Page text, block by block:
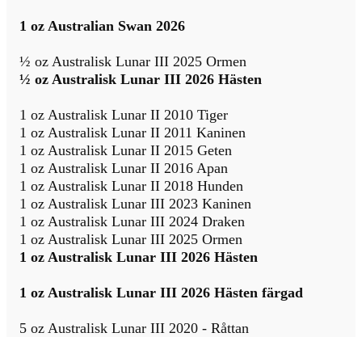
1 oz Australian Swan 2026
½ oz Australisk Lunar III 2025 Ormen
½ oz Australisk Lunar III 2026 Hästen
1 oz Australisk Lunar II 2010 Tiger
1 oz Australisk Lunar II 2011 Kaninen
1 oz Australisk Lunar II 2015 Geten
1 oz Australisk Lunar II 2016 Apan
1 oz Australisk Lunar II 2018 Hunden
1 oz Australisk Lunar III 2023 Kaninen
1 oz Australisk Lunar III 2024 Draken
1 oz Australisk Lunar III 2025 Ormen
1 oz Australisk Lunar III 2026 Hästen
1 oz Australisk Lunar III 2026 Hästen färgad
5 oz Australisk Lunar III 2020 - Råttan